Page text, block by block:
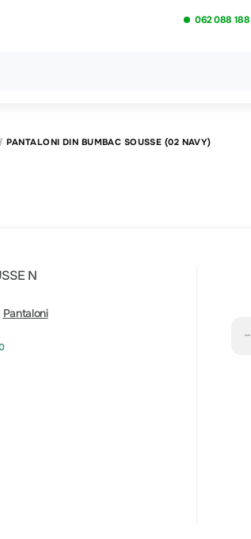
062 088 188
PANTALONI DIN BUMBAC SOUSSE (02 NAVY)
N
Pantaloni
−